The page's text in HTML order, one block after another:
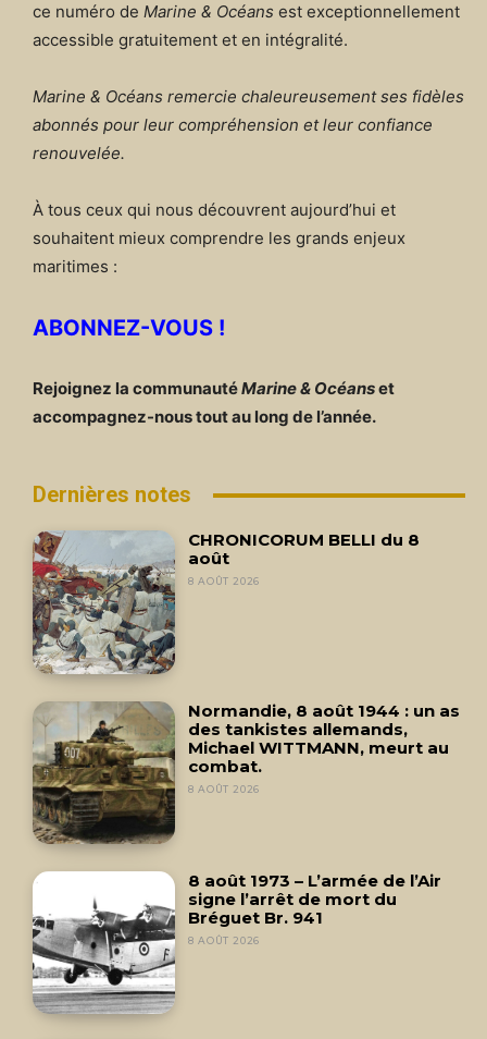
ce numéro de Marine & Océans est exceptionnellement
accessible gratuitement et en intégralité.
Marine & Océans remercie chaleureusement ses fidèles
abonnés pour leur compréhension et leur confiance
renouvelée.
À tous ceux qui nous découvrent aujourd’hui et
souhaitent mieux comprendre les grands enjeux
maritimes :
ABONNEZ-VOUS !
Rejoignez la communautéMarine & Océanset
accompagnez-nous tout au long de l’année.
Dernières notes
CHRONICORUM BELLI du 8
août
8 AOÛT 2026
Normandie, 8 août 1944 : un as
des tankistes allemands,
Michael WITTMANN, meurt au
combat.
8 AOÛT 2026
8 août 1973 – L’armée de l’Air
signe l’arrêt de mort du
Bréguet Br. 941
8 AOÛT 2026